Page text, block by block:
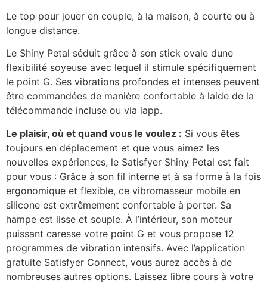
Le top pour jouer en couple, à la maison, à courte ou à
longue distance.
Le Shiny Petal séduit grâce à son stick ovale dune
flexibilité soyeuse avec lequel il stimule spécifiquement
le point G. Ses vibrations profondes et intenses peuvent
être commandées de manière confortable à laide de la
télécommande incluse ou via lapp.
Le plaisir, où et quand vous le voulez : Si vous êtes
toujours en déplacement et que vous aimez les
nouvelles expériences, le Satisfyer Shiny Petal est fait
pour vous : Grâce à son fil interne et à sa forme à la fois
ergonomique et flexible, ce vibromasseur mobile en
silicone est extrêmement confortable à porter. Sa
hampe est lisse et souple. À l’intérieur, son moteur
puissant caresse votre point G et vous propose 12
programmes de vibration intensifs. Avec l’application
gratuite Satisfyer Connect, vous aurez accès à de
nombreuses autres options. Laissez libre cours à votre